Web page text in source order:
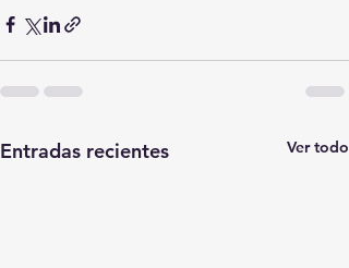
Entradas recientes Ver todo